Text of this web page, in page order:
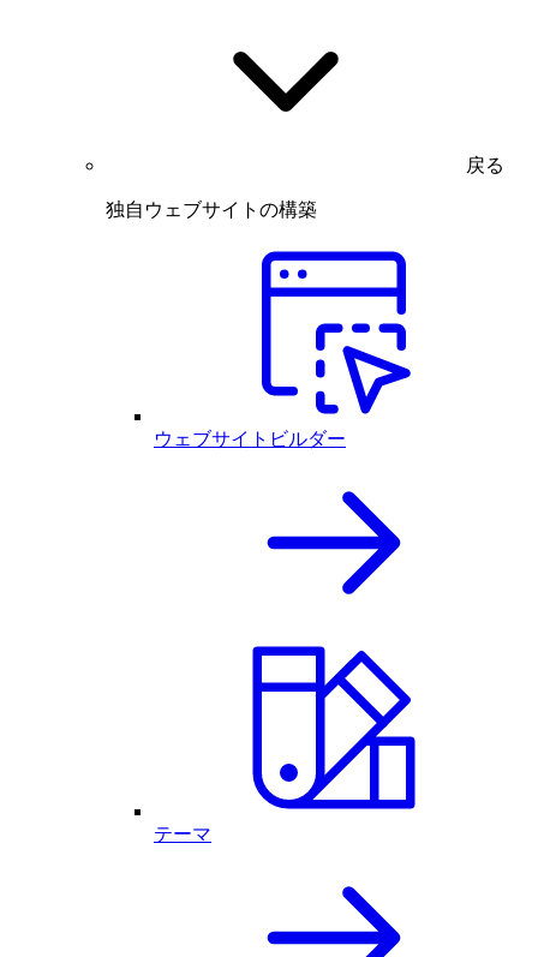
戻る
独自ウェブサイトの構築
ウェブサイトビルダー
テーマ